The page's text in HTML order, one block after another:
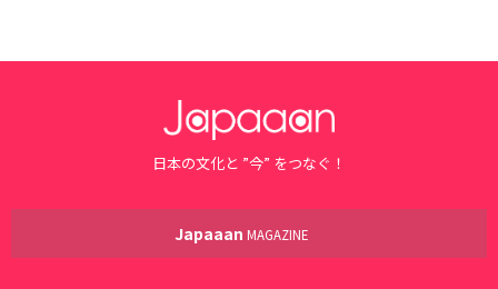
日本の文化と ”今” をつなぐ！
Japaaan MAGAZINE